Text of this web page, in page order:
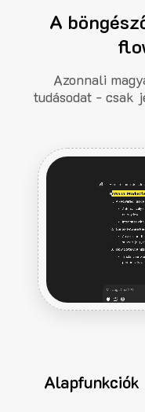
A
Azonnali
tudásodat - csak
Alapfunkciók